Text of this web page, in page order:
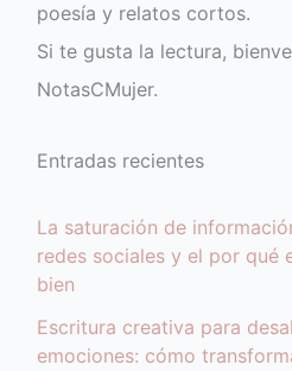
poesía y relatos cortos.
Si te gusta la lectura,
NotasCMujer.
Entradas recientes
La saturación de
redes sociales y el por qué
bien
Escritura creativa para
emociones: cómo